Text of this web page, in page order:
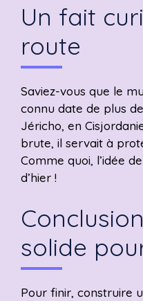
Un fait
route
Saviez-vous que le
connu date de plus de
Jéricho, en
brute, il servait à
Comme quoi, l’idée
d’hier !
solide
Pour finir, construire